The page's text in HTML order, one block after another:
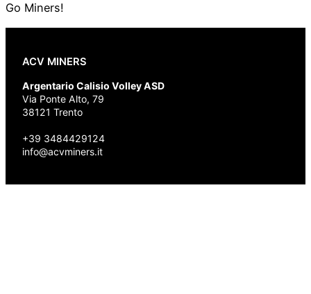
Go Miners!
ACV MINERS
Argentario Calisio Volley ASD
Via Ponte Alto, 79
38121 Trento
+39 3484429124
info@acvminers.it